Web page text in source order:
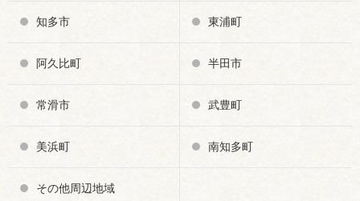
知多市 東浦町
阿久比町 半田市
常滑市 武豊町
美浜町 南知多町
その他周辺地域